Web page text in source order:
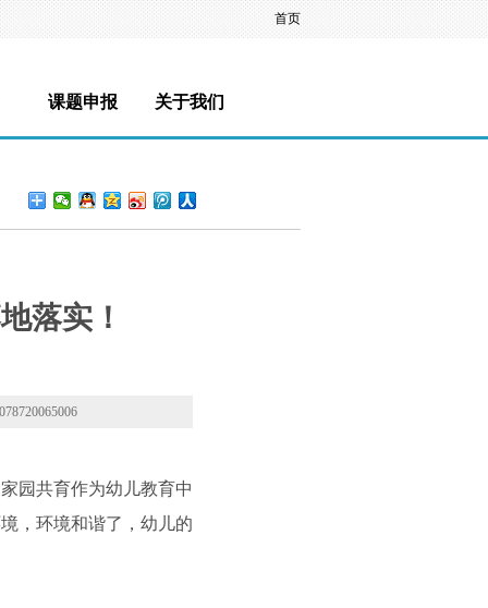
首页
课题申报 关于我们
落实！
园共育作为幼儿教育中
，环境和谐了，幼儿的